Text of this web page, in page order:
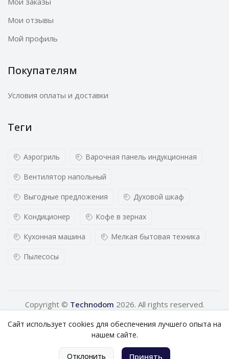
Мои отзывы
Мой профиль
Покупателям
Условия оплаты и доставки
Теги
Аэрогриль Варочная панель индукционная
Вентилятор напольный
Выгодные предложения Духовой шкаф
Кондиционер Кофе в зернах
Кухонная машина Мелкая бытовая техника
Пылесосы
Copyright © Technodom 2026. All rights reserved.
Сайт использует cookies для обеспечения лучшего опыта на
нашем сайте.
Отклонить Принять